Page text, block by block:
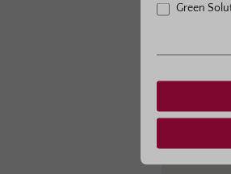
Green